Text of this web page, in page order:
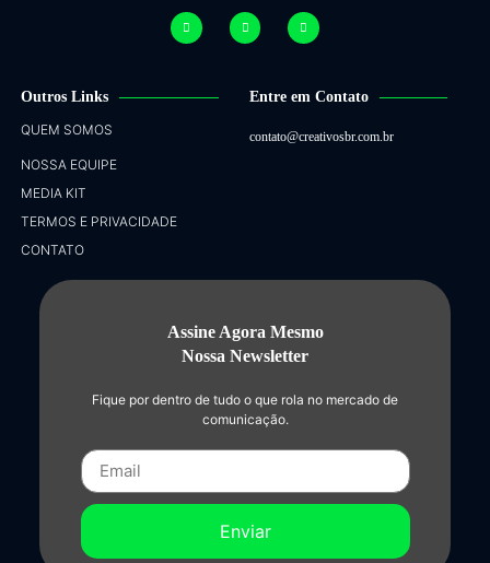
Outros Links
QUEM SOMOS
NOSSA EQUIPE
MEDIA KIT
TERMOS E PRIVACIDADE
CONTATO
Entre em Contato
contato@creativosbr.com.br
Assine Agora Mesmo
Nossa Newsletter
Fique por dentro de tudo o que rola no mercado de
comunicação.
Enviar